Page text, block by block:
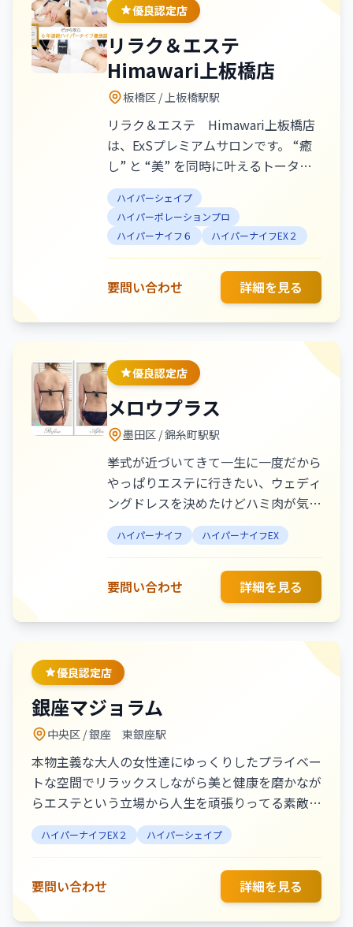
優良認定店
リラク＆エステ
Himawari上板橋店
板橋区 / 上板橋駅駅
リラク＆エステ Himawari上板橋店
は、ExSプレミアムサロンです。 “癒
し” と “美” を同時に叶えるトータル
ケアサロンです。静かで落ち着いた空
間の中、心身共に寄り添う丁寧な施術
をご提供致します。 お悩みや理想を
しっかりヒアリングし、一人ひとりに
合わせたオーダーメイド施術で、結果
にこだわった変化をサポートします。
心までふっと軽くなるような贅沢時間
を、ぜひHimawariでお過ごしくださ
ハイパーシェイプ
ハイパーポレーションプロ
ハイパーナイフ６
ハイパーナイフEX２
要問い合わせ 詳細を見る
優良認定店
メロウプラス
墨田区 / 錦糸町駅駅
挙式が近づいてきて一生に一度だから
やっぱりエステに行きたい、ウェディ
ングドレスを決めたけどハミ肉が気に
なるなどの花嫁様のお悩みを100%解
決いたします。さらに肩甲骨を正しい
位置に整え天使の羽根を出して、肩か
ら二の腕の華奢なラインも作ります。
メロウプラスは360度どこから見ても
美しいドレス姿に仕上げます。
ハイパーナイフ ハイパーナイフEX
要問い合わせ 詳細を見る
優良認定店
銀座マジョラム
中央区 / 銀座 東銀座駅
本物主義な大人の女性達にゆっくりしたプライベー
トな空間でリラックスしながら美と健康を磨かなが
らエステという立場から人生を頑張りってる素敵な
大人になれる過程に美と健康という立場から力にな
りたいサロンです
ハイパーナイフEX２ ハイパーシェイプ
要問い合わせ 詳細を見る